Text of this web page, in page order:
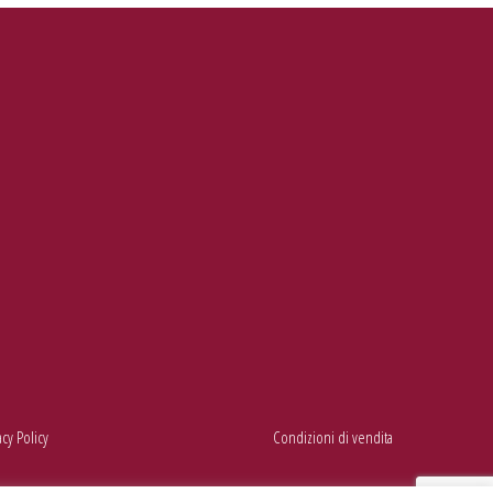
Policy Condizioni di vendita